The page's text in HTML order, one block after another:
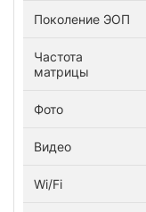
Поколение ЭОП
Частота
матрицы
Фото
Видео
Wi/Fi